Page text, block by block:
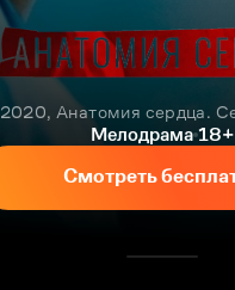
2020, Анатомия сердца.
Мелодрама 18+
Смотреть